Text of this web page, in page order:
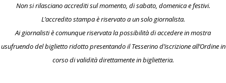
Non si rilasciano accrediti sul momento, di sabato, domenica e festivi.
L’accredito stampa è riservato a un solo giornalista.
Ai giornalisti è comunque riservata la possibilità di accedere in mostra
usufruendo del biglietto ridotto presentando il Tesserino d’iscrizione all’Ordine in
corso di validità direttamente in biglietteria.